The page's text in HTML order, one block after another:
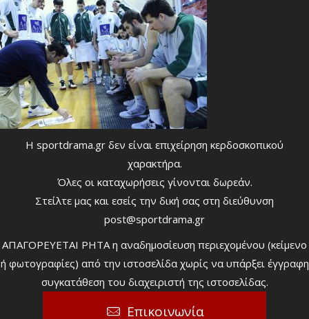
Η sportdrama.gr δεν είναι επιχείρηση κερδοσκοπικού
χαρακτήρα.
Όλες οι καταχωρήσεις γίνονται δωρεάν.
Στείλτε μας και εσείς την δική σας στη διεύθυνση
post@sportdrama.gr
ΑΠΑΓΟΡΕΥΕΤΑΙ ΡΗΤΑ η αναδημοσίευση περιεχομένου (κείμενο
ή φωτογραφίες) από την ιστοσελίδα χωρίς να υπάρξει έγγραφη
συγκατάθεση του διαχειριστή της ιστοσελίδας.
Επικοινωνία